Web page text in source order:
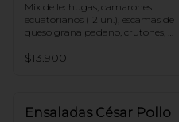
Mix de lechugas, camarones
ecuatorianos (12 un.), escamas de
queso grana padano, crutones,
$13.900
Ensaladas César Pollo